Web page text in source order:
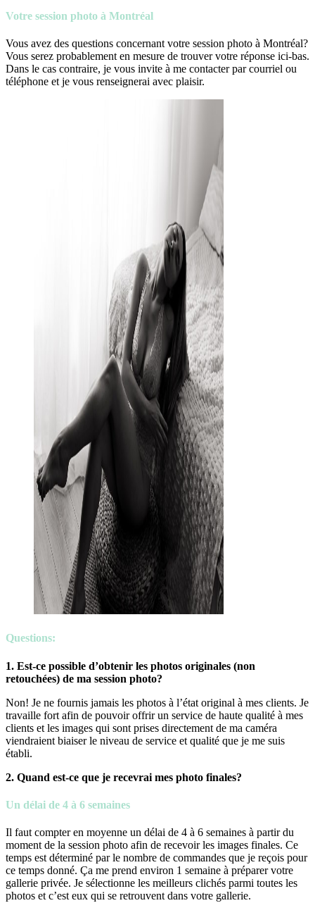
Votre session photo à Montréal
Vous avez des questions concernant votre session photo à Montréal?
Vous serez probablement en mesure de trouver votre réponse ici-bas.
Dans le cas contraire, je vous invite à me contacter par courriel ou
téléphone et je vous renseignerai avec plaisir.
Questions:
1. Est-ce possible d’obtenir les photos originales (non
retouchées) de ma session photo?
Non! Je ne fournis jamais les photos à l’état original à mes clients. Je
travaille fort afin de pouvoir offrir un service de haute qualité à mes
clients et les images qui sont prises directement de ma caméra
viendraient biaiser le niveau de service et qualité que je me suis
établi.
2. Quand est-ce que je recevrai mes photo finales?
Un délai de 4 à 6 semaines
Il faut compter en moyenne un délai de 4 à 6 semaines à partir du
moment de la session photo afin de recevoir les images finales. Ce
temps est déterminé par le nombre de commandes que je reçois pour
ce temps donné. Ça me prend environ 1 semaine à préparer votre
gallerie privée. Je sélectionne les meilleurs clichés parmi toutes les
photos et c’est eux qui se retrouvent dans votre gallerie.